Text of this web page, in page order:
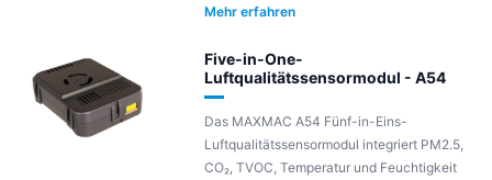
Mehr erfahren
Five-in-One-
Luftqualitätssensormodul - A54
Das MAXMAC A54 Fünf-in-Eins-
Luftqualitätssensormodul integriert PM2.5,
CO₂, TVOC, Temperatur und Feuchtigkeit